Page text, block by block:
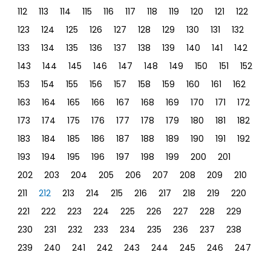
112
113 114 115 116 117 118 119 120 121
122
123
124 125 126 127 128 129 130 131
132
133
134 135 136 137 138 139 140 141
142
143
144 145 146 147 148 149 150 151
152
153
154 155 156 157 158 159 160 161
162
163
164 165 166 167 168 169 170 171
172
173
174 175 176 177 178 179 180 181
182
183
184 185 186 187 188 189 190 191
192
193
194 195 196 197 198 199 200
201
202
203 204 205 206 207 208 209
210
211
212 213 214 215 216 217 218 219
220
221
222 223 224 225 226 227 228
229
230
231 232 233 234 235 236 237
238
239
240 241 242 243 244 245 246
247